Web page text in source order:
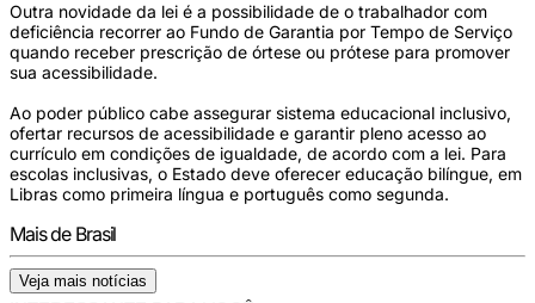
Outra novidade da lei é a possibilidade de o trabalhador com
deficiência recorrer ao Fundo de Garantia por Tempo de Serviço
quando receber prescrição de órtese ou prótese para promover
sua acessibilidade.
Ao poder público cabe assegurar sistema educacional inclusivo,
ofertar recursos de acessibilidade e garantir pleno acesso ao
currículo em condições de igualdade, de acordo com a lei. Para
escolas inclusivas, o Estado deve oferecer educação bilíngue, em
Libras como primeira língua e português como segunda.
Mais de Brasil
Veja mais notícias